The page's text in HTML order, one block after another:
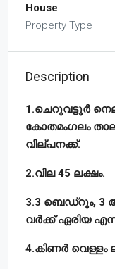
House
Property Type
Description
1.ചെറുവട്ടൂർ
കോതമംഗലം
വില്പനക്ക്.
2.വില 45 ലക്ഷം.
3.3 ബെഡ്റൂം, 3
വർക്ക് ഏരിയ
4.കിണർ വെള്ളം